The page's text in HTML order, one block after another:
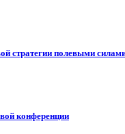
стратегии полевыми
конференции